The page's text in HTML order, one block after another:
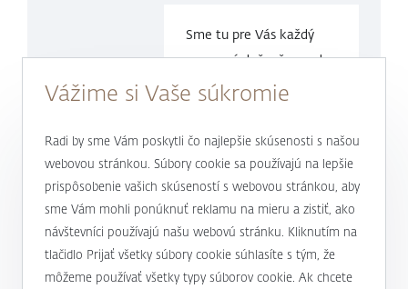
Sme tu pre Vás každý
pracovný deň v časeod
9.00 do17.00 hod.
0800 900 500
alebo +421 232 607 187
J&T BANKA
Vážime si Vaše súkromie
Radi by sme Vám poskytli čo najlepšie skúsenosti s našou
webovou stránkou. Súbory cookie sa používajú na lepšie
prispôsobenie vašich skúseností s webovou stránkou, aby
sme Vám mohli ponúknuť reklamu na mieru a zistiť, ako
návštevníci používajú našu webovú stránku. Kliknutím na
tlačidlo Prijať všetky súbory cookie súhlasíte s tým, že
môžeme používať všetky typy súborov cookie. Ak chcete